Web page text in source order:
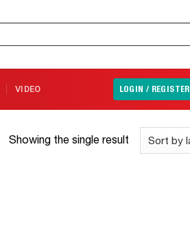
VIDEO LOGIN / REGISTER
Showing the single result